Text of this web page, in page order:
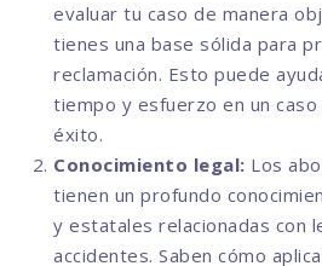
evaluar tu caso de manera
tienes una base sólida para
reclamación. Esto puede
tiempo y esfuerzo en un
éxito.
Conocimiento legal: Los
tienen un profundo
y estatales relacionadas con
accidentes. Saben cómo